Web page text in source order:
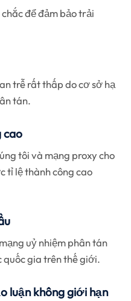
để đảm bảo trải
trễ rất thấp do cơ sở hạ
tán.
cao
tôi và mạng proxy cho
tỉ lệ thành công cao
uỷ nhiệm phân tán
quốc gia trên thế giới.
luận không giới hạn